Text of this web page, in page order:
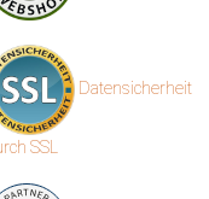
Datensicherheit
SSL